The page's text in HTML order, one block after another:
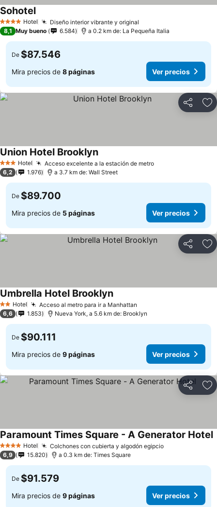
4 EstrellasHotel Diseño interior vibrante y original
SohotelVer precios
8,1 Muy bueno 6.584 a 0.2 km de: La Pequeña Italia
De $87.546
Mira precios de 8 páginas Ver precios
Compartir
3 Estrellas
Hotel Acceso excelente a la estación de metroVer precios
Union Hotel BrooklynVer precios
6,2 1.976 a 3.7 km de: Wall Street
De $89.700
Mira precios de 5 páginas Ver precios
Compartir
2 Estrellas
Hotel Acceso al metro para ir a Manhattan
Umbrella Hotel BrooklynVer precios
6,6 1.853 Nueva York, a 5.6 km de: Brooklyn
De $90.111
Mira precios de 9 páginas Ver precios
Compartir
4 EstrellasHotel Colchones con cubierta y algodón egipcioVer precios
Paramount Times Square - A Generator Hotel
6,9 15.820 a 0.3 km de: Times Square
De $91.579
Mira precios de 9 páginas Ver precios